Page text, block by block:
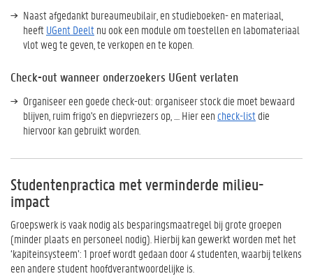
Naast afgedankt bureaumeubilair, en studieboeken- en materiaal,
heeftUGent Deeltnu ook een module om toestellen en labomateriaal
vlot weg te geven, te verkopen en te kopen.
Check-out wanneer onderzoekers UGent verlaten
Organiseer een goede check-out: organiseer stock die moet bewaard
blijven, ruim frigo's en diepvriezers op, .... Hier een check-listdie
hiervoor kan gebruikt worden.
Studentenpractica met verminderde milieu-
impact
Groepswerk is vaak nodig als besparingsmaatregel bij grote groepen
(minder plaats en personeel nodig). Hierbij kan gewerkt worden met het
‘kapiteinsysteem’: 1 proef wordt gedaan door 4 studenten, waarbij telkens
een andere student hoofdverantwoordelijke is.